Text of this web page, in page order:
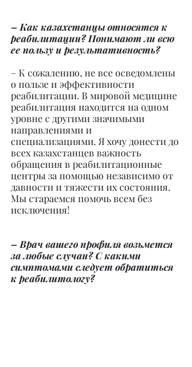
– Как казахстанцы относятся к
реабилитации? Понимают ли всю
ее пользу и результативность?
– К сожалению, не все осведомлены
о пользе и эффективности
реабилитации. В мировой медицине
реабилитация находится на одном
уровне с другими значимыми
направлениями и
специализациями. Я хочу донести до
всех казахстанцев важность
обращения в реабилитационные
центры за помощью независимо от
давности и тяжести их состояния.
Мы стараемся помочь всем без
исключения!
– Врач вашего профиля возьмется
за любые случаи? С какими
симптомами следует обратиться
к реабилитологу?